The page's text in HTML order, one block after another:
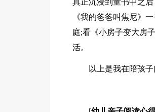
《我的爸爸叫焦尼》
庭;看《小房子变大房
活。
以上是我在陪孩